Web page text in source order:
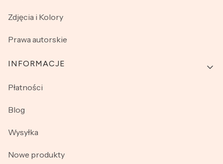
Zdjęcia i Kolory
Prawa autorskie
INFORMACJE
Płatności
Blog
Wysyłka
Nowe produkty